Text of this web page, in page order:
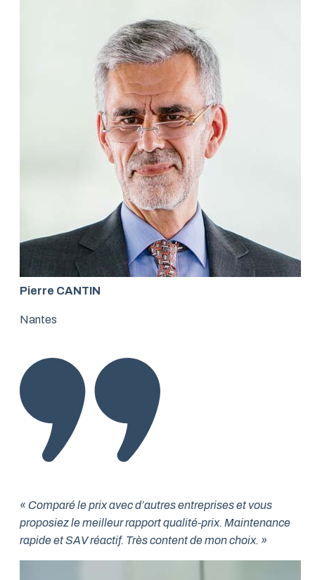
Pierre CANTIN
Nantes
« Comparé le prix avec d’autres entreprises et vous
proposiez le meilleur rapport qualité-prix. Maintenance
rapide et SAV réactif. Très content de mon choix. »